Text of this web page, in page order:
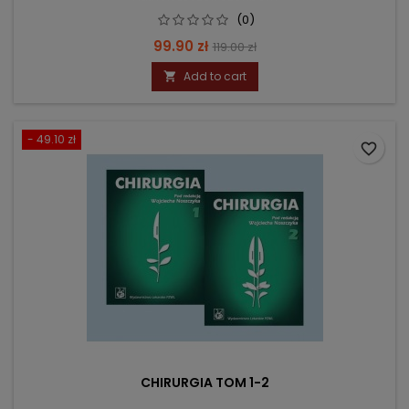
(0)
Price
99.90 zł Regular
price
119.00 zł
 Add to cart
- 49.10 zł
CHIRURGIA TOM 1-2
favorite_border